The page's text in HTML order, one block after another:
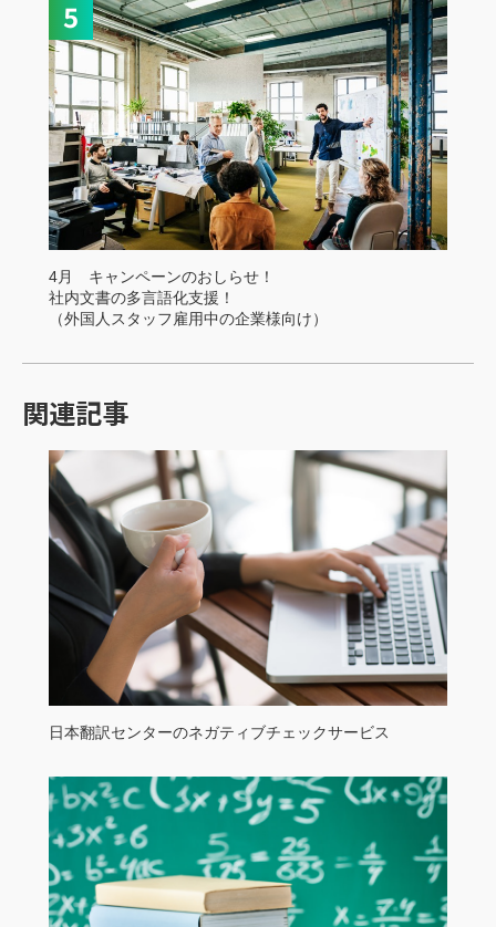
4月 キャンペーンのおしらせ！
社内文書の多言語化支援！
（外国人スタッフ雇用中の企業様向け）
関連記事
日本翻訳センターのネガティブチェックサービス